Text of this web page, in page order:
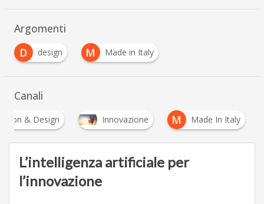
Argomenti
D
design M Made in Italy
Canali
& Design Innovazione M Made In Italy
L’intelligenza artificiale per
l’innovazione